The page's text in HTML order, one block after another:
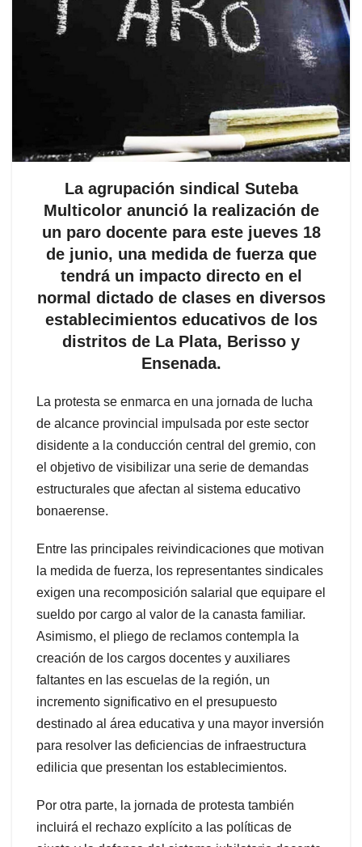
La agrupación sindical Suteba
Multicolor anunció la realización de
un paro docente para este jueves 18
de junio, una medida de fuerza que
tendrá un impacto directo en el
normal dictado de clases en diversos
establecimientos educativos de los
distritos de La Plata, Berisso y
Ensenada.
La protesta se enmarca en una jornada de lucha
de alcance provincial impulsada por este sector
disidente a la conducción central del gremio, con
el objetivo de visibilizar una serie de demandas
estructurales que afectan al sistema educativo
bonaerense.
Entre las principales reivindicaciones que motivan
la medida de fuerza, los representantes sindicales
exigen una recomposición salarial que equipare el
sueldo por cargo al valor de la canasta familiar.
Asimismo, el pliego de reclamos contempla la
creación de los cargos docentes y auxiliares
faltantes en las escuelas de la región, un
incremento significativo en el presupuesto
destinado al área educativa y una mayor inversión
para resolver las deficiencias de infraestructura
edilicia que presentan los establecimientos.
Por otra parte, la jornada de protesta también
incluirá el rechazo explícito a las políticas de